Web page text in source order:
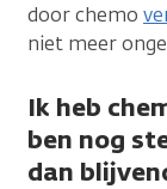
door chemo
niet meer
Ik heb
ben nog
dan